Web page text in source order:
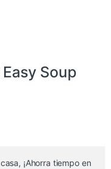
Soup
¡Ahorra tiempo en